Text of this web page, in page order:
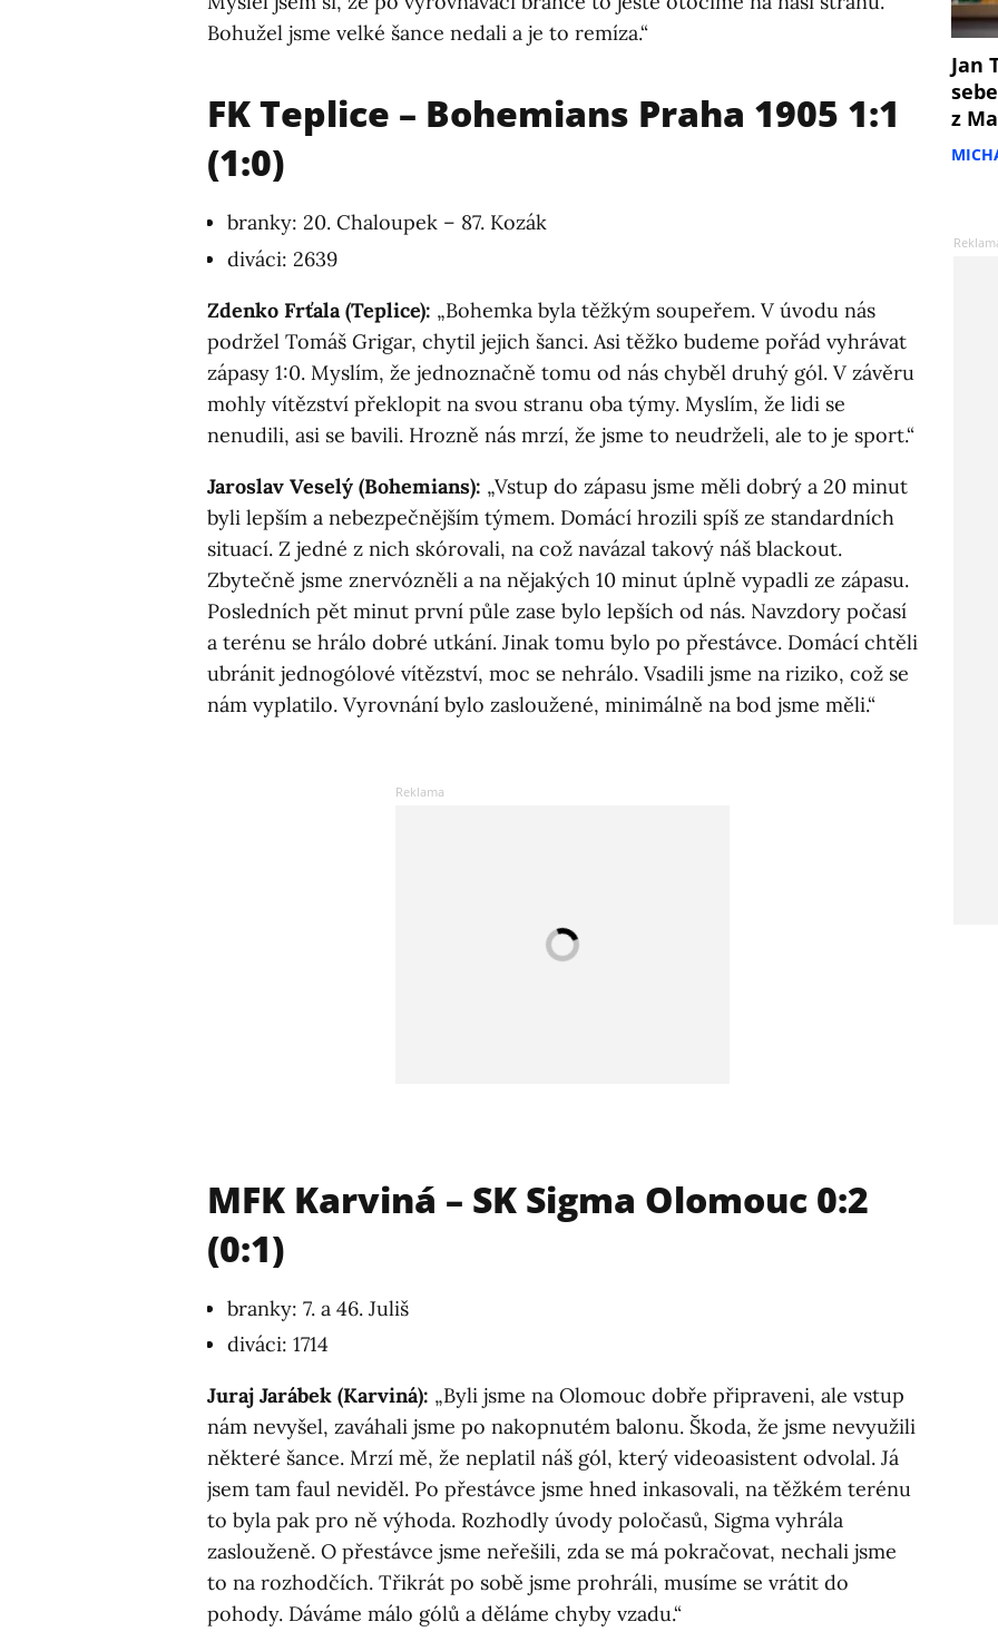
Bohužel jsme velké šance nedali a je to remíza.“
FK Teplice – Bohemians Praha 1905 1:1
(1:0)
branky: 20. Chaloupek – 87. Kozák
diváci: 2639
Zdenko Frťala (Teplice): „Bohemka byla těžkým soupeřem. V úvodu nás
podržel Tomáš Grigar, chytil jejich šanci. Asi těžko budeme pořád vyhrávat
zápasy 1:0. Myslím, že jednoznačně tomu od nás chyběl druhý gól. V závěru
mohly vítězství překlopit na svou stranu oba týmy. Myslím, že lidi se
nenudili, asi se bavili. Hrozně nás mrzí, že jsme to neudrželi, ale to je sport.“
Jaroslav Veselý (Bohemians): „Vstup do zápasu jsme měli dobrý a 20 minut
byli lepším a nebezpečnějším týmem. Domácí hrozili spíš ze standardních
situací. Z jedné z nich skórovali, na což navázal takový náš blackout.
Zbytečně jsme znervózněli a na nějakých 10 minut úplně vypadli ze zápasu.
Posledních pět minut první půle zase bylo lepších od nás. Navzdory počasí
a terénu se hrálo dobré utkání. Jinak tomu bylo po přestávce. Domácí chtěli
ubránit jednogólové vítězství, moc se nehrálo. Vsadili jsme na riziko, což se
nám vyplatilo. Vyrovnání bylo zasloužené, minimálně na bod jsme měli.“
MFK Karviná – SK Sigma Olomouc 0:2
(0:1)
branky: 7. a 46. Juliš
diváci: 1714
Juraj Jarábek (Karviná): „Byli jsme na Olomouc dobře připraveni, ale vstup
nám nevyšel, zaváhali jsme po nakopnutém balonu. Škoda, že jsme nevyužili
některé šance. Mrzí mě, že neplatil náš gól, který videoasistent odvolal. Já
jsem tam faul neviděl. Po přestávce jsme hned inkasovali, na těžkém terénu
to byla pak pro ně výhoda. Rozhodly úvody poločasů, Sigma vyhrála
zaslouženě. O přestávce jsme neřešili, zda se má pokračovat, nechali jsme
to na rozhodčích. Třikrát po sobě jsme prohráli, musíme se vrátit do
pohody. Dáváme málo gólů a děláme chyby vzadu.“
Jan
z